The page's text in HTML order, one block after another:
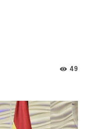
49